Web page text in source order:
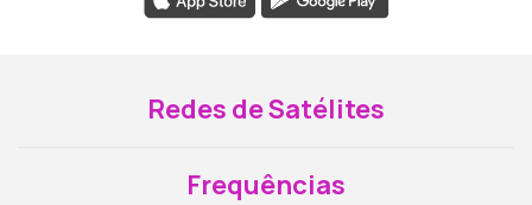
Redes de Satélites
Frequências